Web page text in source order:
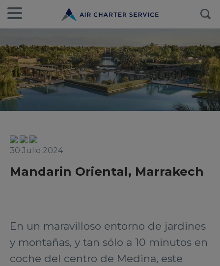
30 Julio 2024
Mandarin Oriental, Marrakech
En un maravilloso entorno de jardines
y montañas, y tan sólo a 10 minutos en
coche del centro de Medina, este